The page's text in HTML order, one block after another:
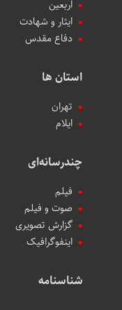
اربعین
ایثار و شهادت
دفاع مقدس
استان ها
تهران
ایلام
چندرسانه‌ای
فیلم
صوت و فیلم
گزارش تصویری
اینفوگرافیک
شناسنامه